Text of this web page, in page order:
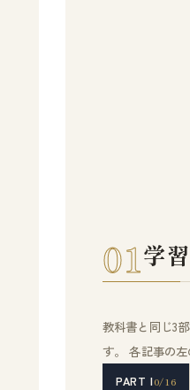
01学
教科書と同じ3
す。 各記事の
PART I0/16